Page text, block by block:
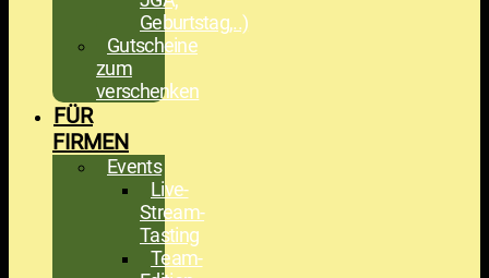
Geburtstag,..)
Gutscheine
zum
verschenken
FÜR
FIRMEN
Events
Live-
Stream-
Tasting
Team-